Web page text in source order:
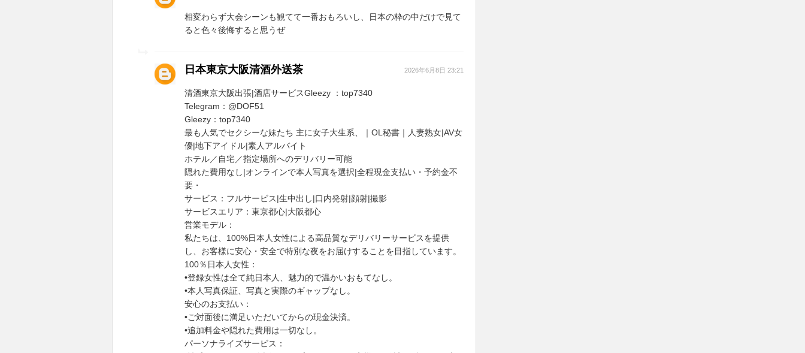
相変わらず大会シーンも観てて一番おもろいし、日本の枠の中だけで見て
ると色々後悔すると思うぜ
日本東京大阪清酒外送茶 2026年6月8日 23:21
清酒東京大阪出張|酒店サービスGleezy ：top7340
Telegram：@DOF51
Gleezy：top7340
最も人気でセクシーな妹たち 主に女子大生系、｜OL秘書｜人妻熟女|AV女
優|地下アイドル|素人アルバイト
ホテル／自宅／指定場所へのデリバリー可能
隠れた費用なし|オンラインで本人写真を選択|全程現金支払い・予約金不
要・
サービス：フルサービス|生中出し|口内発射|顔射|撮影
サービスエリア：東京都心|大阪都心
営業モデル：
私たちは、100%日本人女性による高品質なデリバリーサービスを提供
し、お客様に安心・安全で特別な夜をお届けすることを目指しています。
100％日本人女性：
•登録女性は全て純日本人、魅力的で温かいおもてなし。
•本人写真保証、写真と実際のギャップなし。
安心のお支払い：
•ご対面後に満足いただいてからの現金決済。
•追加料金や隠れた費用は一切なし。
パーソナライズサービス：